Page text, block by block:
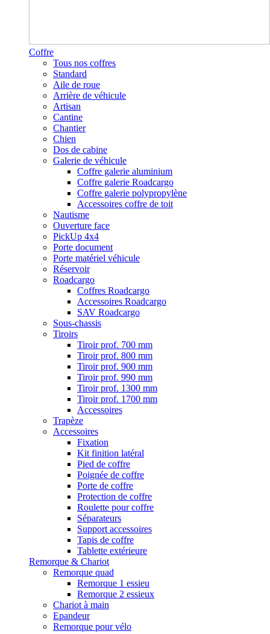
Coffre
Tous nos coffres
Standard
Aile de roue
Arrière de véhicule
Artisan
Cantine
Chantier
Chien
Dos de cabine
Galerie de véhicule
Coffre galerie aluminium
Coffre galerie Roadcargo
Coffre galerie polypropylène
Accessoires coffre de toit
Nautisme
Ouverture face
PickUp 4x4
Porte document
Porte matériel véhicule
Réservoir
Roadcargo
Coffres Roadcargo
Accessoires Roadcargo
SAV Roadcargo
Sous-chassis
Tiroirs
Tiroir prof. 700 mm
Tiroir prof. 800 mm
Tiroir prof. 900 mm
Tiroir prof. 990 mm
Tiroir prof. 1300 mm
Tiroir prof. 1700 mm
Accessoires
Trapèze
Accessoires
Fixation
Kit finition latéral
Pied de coffre
Poignée de coffre
Porte de coffre
Protection de coffre
Roulette pour coffre
Séparateurs
Support accessoires
Tapis de coffre
Tablette extérieure
Remorque & Chariot
Remorque quad
Remorque 1 essieu
Remorque 2 essieux
Chariot à main
Epandeur
Remorque pour vélo